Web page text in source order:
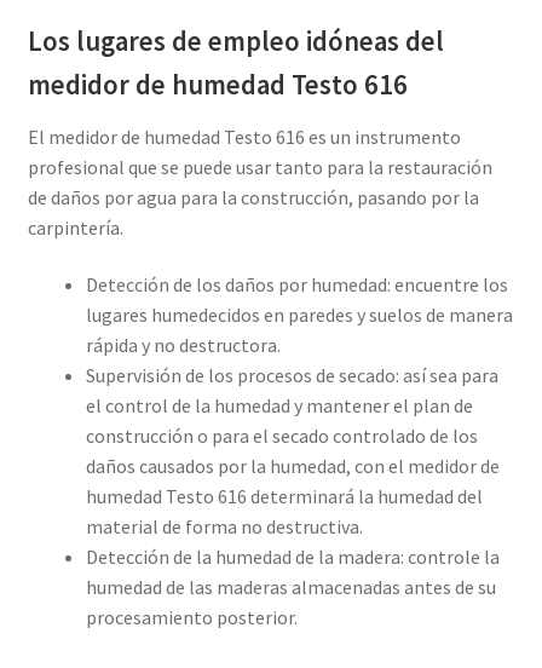
Los lugares de empleo idóneas del
medidor de humedad Testo 616
El medidor de humedad Testo 616 es un instrumento
profesional que se puede usar tanto para la restauración
de daños por agua para la construcción, pasando por la
carpintería.
Detección de los daños por humedad: encuentre los
lugares humedecidos en paredes y suelos de manera
rápida y no destructora.
Supervisión de los procesos de secado: así sea para
el control de la humedad y mantener el plan de
construcción o para el secado controlado de los
daños causados por la humedad, con el medidor de
humedad Testo 616 determinará la humedad del
material de forma no destructiva.
Detección de la humedad de la madera: controle la
humedad de las maderas almacenadas antes de su
procesamiento posterior.